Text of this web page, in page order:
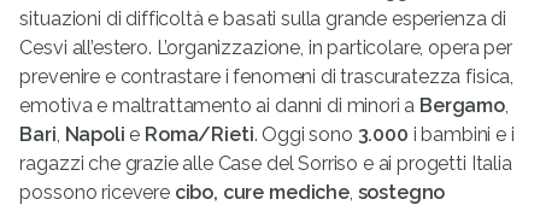
situazioni di difficoltà e basati sulla grande esperienza di
Cesvi all’estero. L’organizzazione, in particolare, opera per
prevenire e contrastare i fenomeni di trascuratezza fisica,
emotiva e maltrattamento ai danni di minori a Bergamo,
Bari, Napoli e Roma/Rieti. Oggi sono 3.000 i bambini e i
ragazzi che grazie alle Case del Sorriso e ai progetti Italia
possono ricevere cibo, cure mediche, sostegno